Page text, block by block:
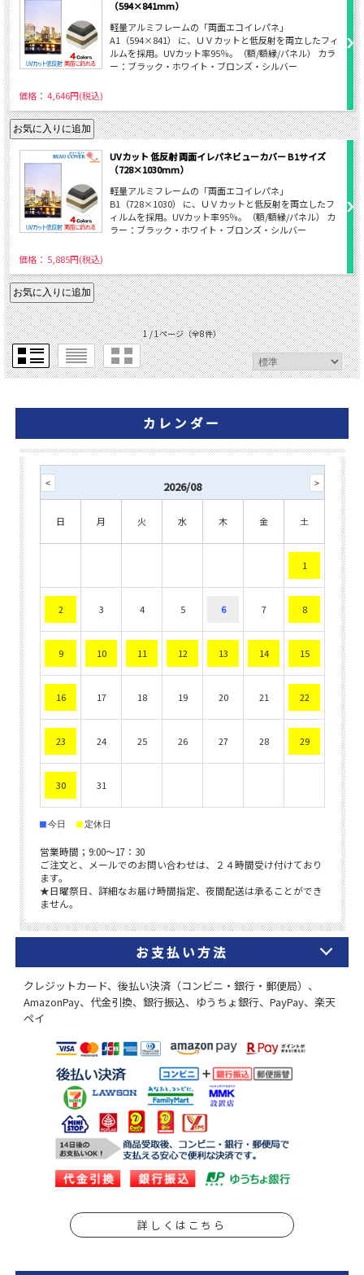
（594×841mm）
軽量アルミフレームの「両面エコイレパネ」
A1（594×841） に、ＵＶカットと低反射を両立したフィ
ルムを採用。UVカット率95％。（額/額縁/パネル） カラ
ー：ブラック・ホワイト・ブロンズ・シルバー
価格： 4,646円(税込)
UVカット 低反射 両面イレパネビューカバー B1サイズ
（728×1030mm）
軽量アルミフレームの「両面エコイレパネ」
B1（728×1030） に、ＵＶカットと低反射を両立したフ
ィルムを採用。UVカット率95％。（額/額縁/パネル） カ
ラー：ブラック・ホワイト・ブロンズ・シルバー
価格： 5,885円(税込)
1 / 1ページ（全8件）
カレンダー
お支払い方法
クレジットカード、後払い決済（コンビニ・銀行・郵便局）、
AmazonPay、代金引換、銀行振込、ゆうちょ銀行、PayPay、楽天
ペイ
詳しくはこちら